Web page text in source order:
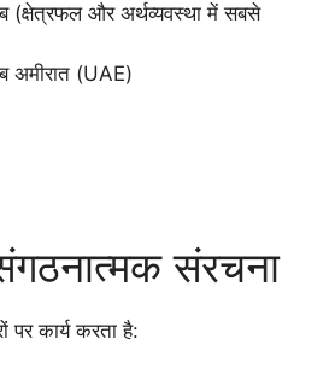
(क्षेत्रफल और अर्थव्यवस्था में सबसे
अमीरात (UAE)
संरचना
पर कार्य करता है: